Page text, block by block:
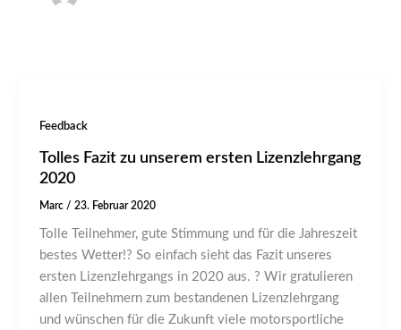
Feedback
Tolles Fazit zu unserem ersten Lizenzlehrgang
2020
Marc /23. Februar 2020
Tolle Teilnehmer, gute Stimmung und für die Jahreszeit
bestes Wetter!? So einfach sieht das Fazit unseres
ersten Lizenzlehrgangs in 2020 aus. ? Wir gratulieren
allen Teilnehmern zum bestandenen Lizenzlehrgang
und wünschen für die Zukunft viele motorsportliche